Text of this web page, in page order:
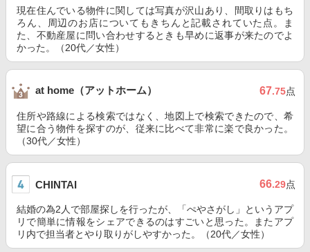
現在住んでいる物件に関しては写真が沢山あり、間取りはもち
ろん、周辺のお店についてもきちんと記載されていた点。ま
た、不動産屋に問い合わせするときも早めに返事が来たのでよ
かった。（20代／女性）
at home（アットホーム） 67.75点
住所や路線による検索ではなく、地図上で検索できたので、希
望に合う物件を探すのが、従来に比べて非常に楽で良かった。
（30代／女性）
CHINTAI 66.29点
結婚の為2人で部屋探しを行ったが、「ぺやさがし」というアプ
リで簡単に情報をシェアできるのはすごいと思った。またアプ
リ内で担当者とやり取りがしやすかった。（20代／女性）